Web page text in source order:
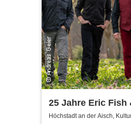
25 Jahre Eric Fish
Höchstadt an der Aisch,